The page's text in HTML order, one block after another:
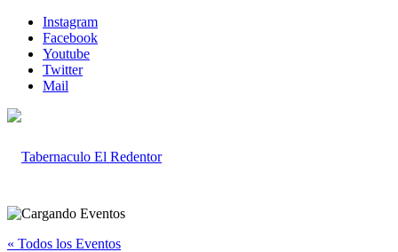
Instagram
Facebook
Youtube
Twitter
Mail
« Todos los Eventos